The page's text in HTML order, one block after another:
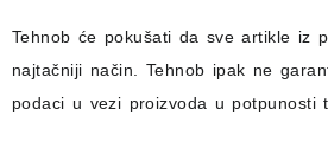
Tehnob će pokušati da sve artikle iz
najtačniji način. Tehnob ipak ne
podaci u vezi proizvoda u potpunosti